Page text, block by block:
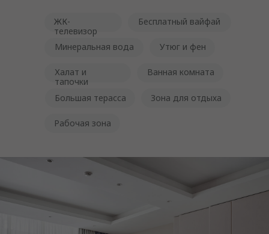
Утюг и фен
Халат и
тапочки
Ванная комната
Минеральная вода
Бесплатный вайфай
ЖК-
телевизор
Большая терасса Зона для отдыха
Рабочая зона